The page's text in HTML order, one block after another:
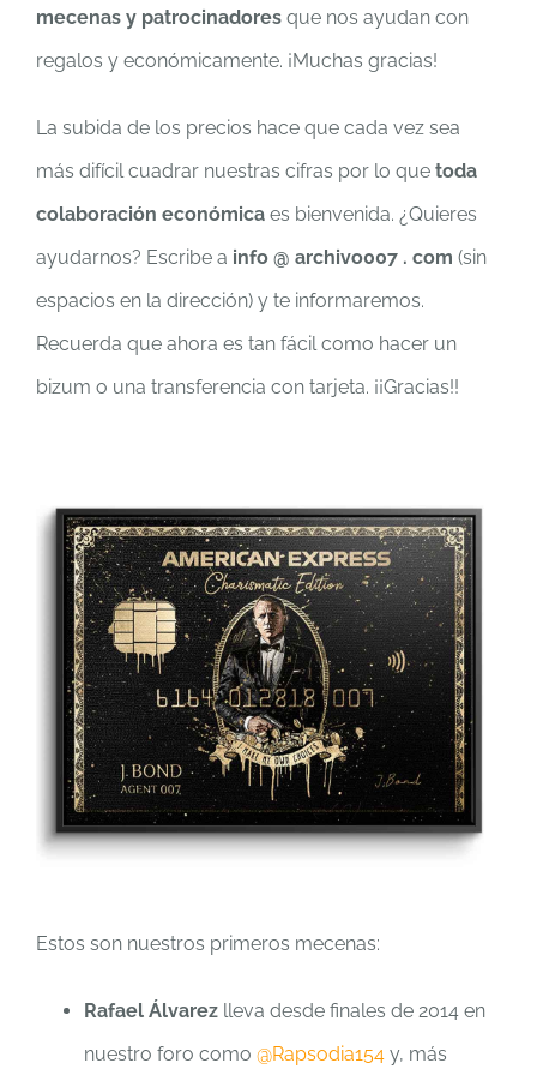
mecenas y patrocinadores que nos ayudan con
regalos y económicamente. ¡Muchas gracias!
La subida de los precios hace que cada vez sea
más difícil cuadrar nuestras cifras por lo que toda
colaboración económica es bienvenida. ¿Quieres
ayudarnos? Escribe a info @ archivo007 . com (sin
espacios en la dirección) y te informaremos.
Recuerda que ahora es tan fácil como hacer un
bizum o una transferencia con tarjeta. ¡¡Gracias!!
Estos son nuestros primeros mecenas:
Rafael Álvarez lleva desde finales de 2014 en
nuestro foro como @Rapsodia154 y, más